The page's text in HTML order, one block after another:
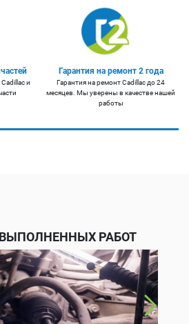
и
Гарантия на ремонт 2 года
Гарантия на ремонт Cadillac до 24
месяцев. Мы уверены в качестве нашей
работы
РАБОТ